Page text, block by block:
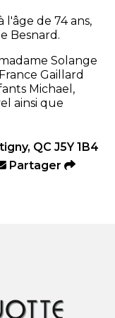
l'âge de 74 ans,
Besnard.
Solange
Gaillard
Michael,
ainsi que
QC J5Y 1B4
Partager